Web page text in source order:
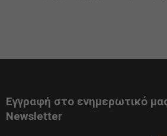
Εγγραφή στο ενημερωτικό
Newsletter